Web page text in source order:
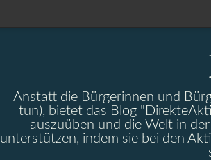
Anstatt die Bürgerinnen und
tun), bietet das Blog
auszuüben und die Welt in
unterstützen, indem sie bei den